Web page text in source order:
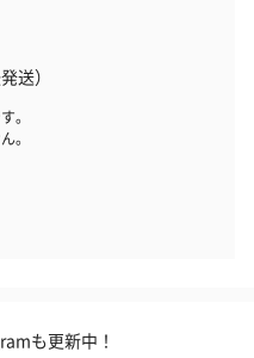
送）
。
。
も更新中！